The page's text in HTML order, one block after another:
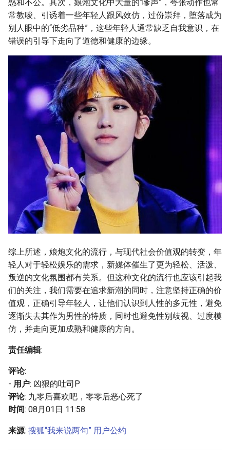
惑和不公。其次，娘炮文化中大量的“嗲声”，夸张动作也常
常教唆、引诱着一些年轻人跟风效仿，过份崇拜，堕落成为
别人眼中的“低劣品种”，这些年轻人通常缺乏自我意识，在
错误的引导下走向了道德和健康的边缘。
综上所述，娘炮文化的流行，与现代社会价值观的转变，年
轻人对于轻松娱乐的需求，新媒体催生了更为轻松、活泼、
叛逆的文化氛围都有关系。但这种文化的流行也应该引起我
们的关注，我们需要在追求新潮的同时，注意坚持正确的价
值观，正确引导年轻人，让他们认识到人性的多元性，避免
逐渐失去其作为男性的特质，同时也避免性别歧视、过度模
仿，并走向更加成熟和健康的方向。
责任编辑:
评论:
- 用户: 凶狠的吐司P
评论: 九零后喜欢吧，零零后恶心死了
时间: 08月01日 11:58
来源: 搜狐“我来说两句” 用户公约